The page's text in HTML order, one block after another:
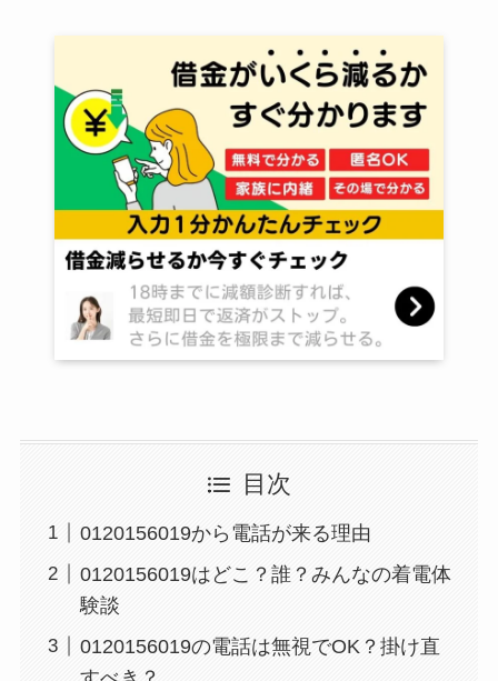
目次
0120156019から電話が来る理由
0120156019はどこ？誰？みんなの着電体
験談
0120156019の電話は無視でOK？掛け直